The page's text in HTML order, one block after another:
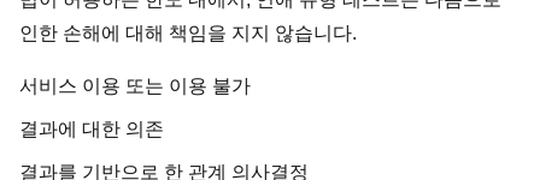
인한 손해에 대해 책임을 지지 않습니다.
서비스 이용 또는 이용 불가
결과에 대한 의존
결과를 기반으로 한 관계 의사결정